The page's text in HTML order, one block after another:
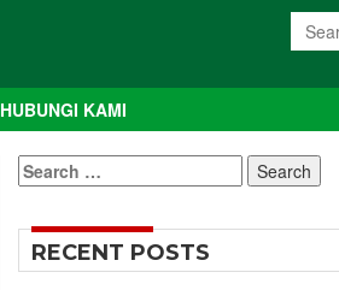
HUBUNGI KAMI
Search
for:
RECENT POSTS